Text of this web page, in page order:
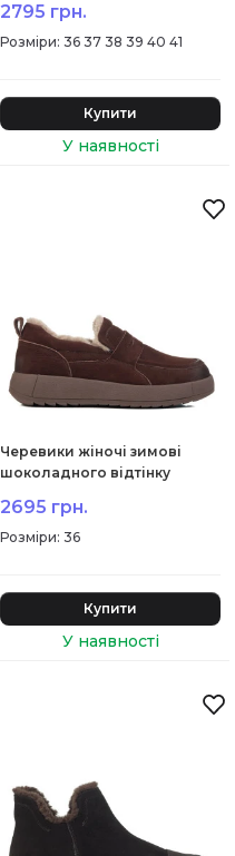
2795 грн.
: 36 37 38 39 40 41
Купити
Черевики жіночі зимові
шоколадного відтінку
2695 грн.
: 36
Купити